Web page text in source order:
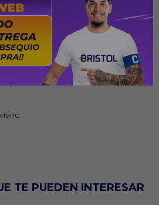
(1920x1080) antirreflejo
Graphics
11 Home (Inglés)
6, Bluetooth 5.3, USB-C, HDMI, lector
TE PUEDEN INTERESAR